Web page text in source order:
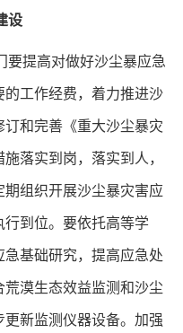
设
提高对做好沙尘暴应急
工作经费，着力推进沙
和完善《重大沙尘暴灾
落实到岗，落实到人，
组织开展沙尘暴灾害应
到位。要依托高等学
基础研究，提高应急处
漠生态效益监测和沙尘
新监测仪器设备。加强